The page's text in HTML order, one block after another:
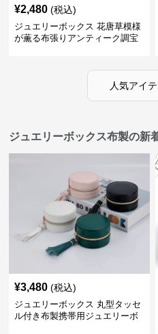
¥2,480 (税込)
ジュエリーボックス 花唐草模様
が薫る布張りアンティーク調宝
人気アイ
ジュエリーボックス布製の新
¥3,480 (税込)
ジュエリーボックス 丸型タッセ
ル付き布製携帯用ジュエリーボ